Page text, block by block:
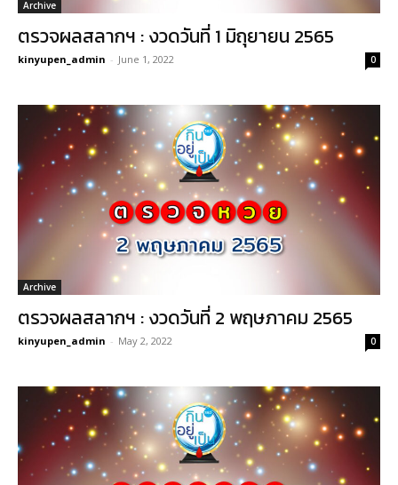
Archive
ตรวจผลสลากฯ : งวดวันที่ 1 มิถุยายน 2565
kinyupen_admin - June 1, 2022 0
Archive
ตรวจผลสลากฯ : งวดวันที่ 2 พฤษภาคม 2565
kinyupen_admin - May 2, 2022 0